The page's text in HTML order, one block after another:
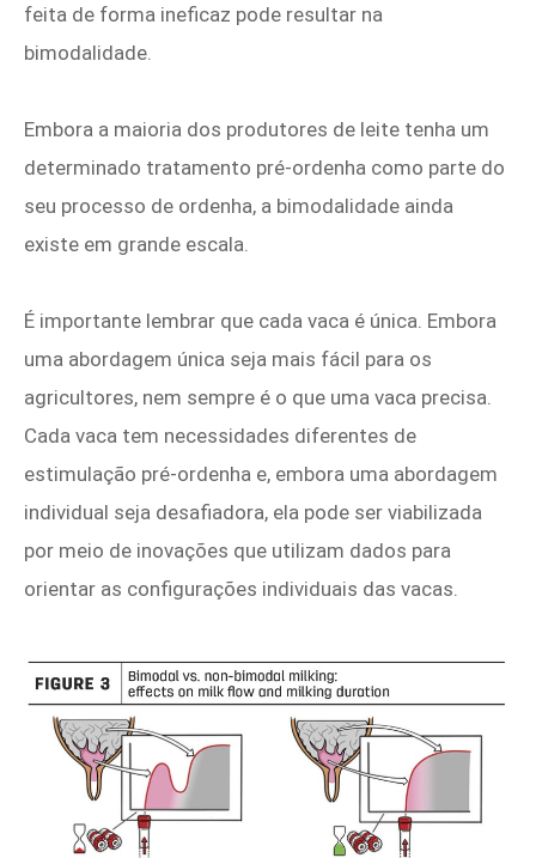
feita de forma ineficaz pode resultar na
bimodalidade.
Embora a maioria dos produtores de leite tenha um
determinado tratamento pré-ordenha como parte do
seu processo de ordenha, a bimodalidade ainda
existe em grande escala.
É importante lembrar que cada vaca é única. Embora
uma abordagem única seja mais fácil para os
agricultores, nem sempre é o que uma vaca precisa.
Cada vaca tem necessidades diferentes de
estimulação pré-ordenha e, embora uma abordagem
individual seja desafiadora, ela pode ser viabilizada
por meio de inovações que utilizam dados para
orientar as configurações individuais das vacas.